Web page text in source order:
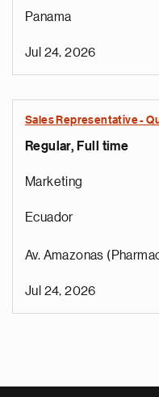
Panama
Jul 24, 2026
Sales Representative -
Regular, Full time
Marketing
Ecuador
Av. Amazonas
Jul 24, 2026